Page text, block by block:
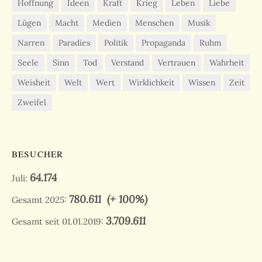
Hoffnung Ideen Kraft Krieg Leben
Liebe
Lügen
Macht Medien Menschen
Musik
Narren
Paradies Politik Propaganda
Ruhm
Seele
Sinn Tod Verstand Vertrauen
Wahrheit
Weisheit
Welt Wert Wirklichkeit Wissen
Zeit
Zweifel
BESUCHER
Juli: 64.174
Gesamt 2025: 780.611(+ 100%)
Gesamt seit 01.01.2019: 3.709.611